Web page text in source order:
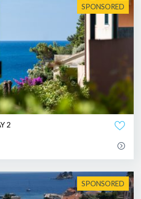
SPONSORED
2
SPONSORED